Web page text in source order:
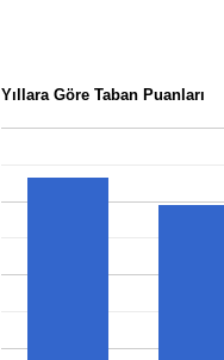
Yıllara Göre Taban Puanları